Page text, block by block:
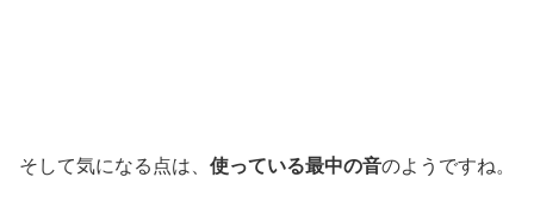
そして気になる点は、 使っている最中の音のようですね。